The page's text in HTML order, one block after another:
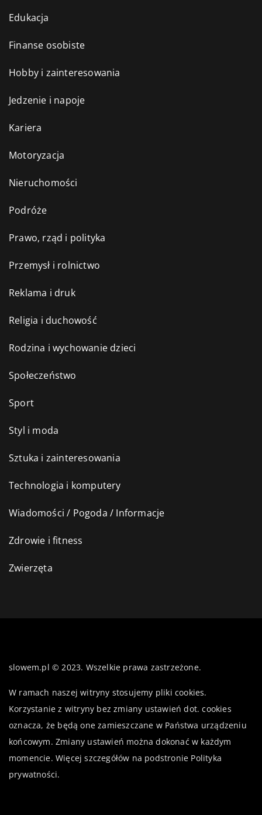
Edukacja
Finanse osobiste
Hobby i zainteresowania
Jedzenie i napoje
Kariera
Motoryzacja
Nieruchomości
Podróże
Prawo, rząd i polityka
Przemysł i rolnictwo
Reklama i druk
Religia i duchowość
Rodzina i wychowanie dzieci
Społeczeństwo
Sport
Styl i moda
Sztuka i zainteresowania
Technologia i komputery
Wiadomości / Pogoda / Informacje
Zdrowie i fitness
Zwierzęta
slowem.pl © 2023. Wszelkie prawa zastrzeżone.
W ramach naszej witryny stosujemy pliki cookies.
Korzystanie z witryny bez zmiany ustawień dot. cookies
oznacza, że będą one zamieszczane w Państwa urządzeniu
końcowym. Zmiany ustawień można dokonać w każdym
momencie. Więcej szczegółów na podstronie Polityka
prywatności.